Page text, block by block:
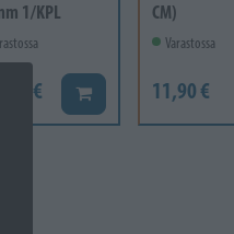
1/KPL
€ Lisää koriin
CM)
Varastossa
11,90 €